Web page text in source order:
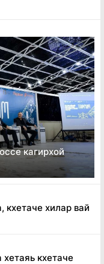
кагирхой
кхетаче хилар вай
кхетаче